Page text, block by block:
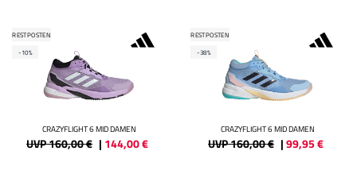
RESTPOSTEN
-10%
CRAZYFLIGHT 6 MID DAMEN
UVP 160,00 € | 144,00€
RESTPOSTEN
-38%
CRAZYFLIGHT 6 MID DAMEN
UVP 160,00 € |99,95€